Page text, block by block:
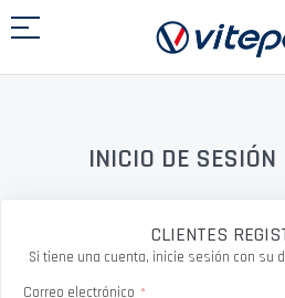
al
INICIO DE SESIÓN
CLIENTES
Si tiene una cuenta, inicie sesión con su
Correo electrónico